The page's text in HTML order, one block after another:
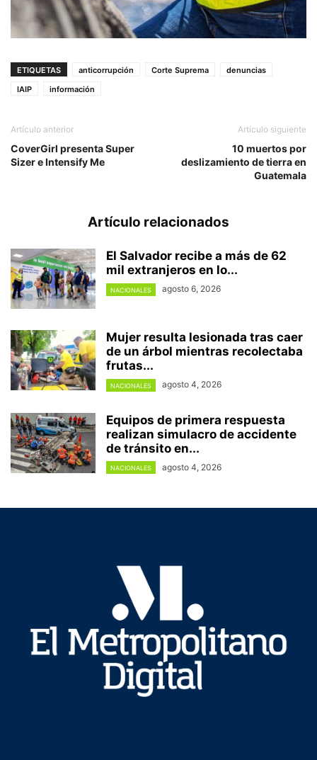
ETIQUETAS anticorrupción Corte Suprema
denuncias
IAIP
información
Artículo anterior
CoverGirl presenta Super
Sizer e Intensify Me
Artículo siguiente
10 muertos por
deslizamiento de tierra en
Guatemala
Artículo relacionados
El Salvador recibe a más de 62
mil extranjeros en lo...
NACIONALES agosto 6, 2026
Mujer resulta lesionada tras caer
de un árbol mientras recolectaba
frutas...
NACIONALES agosto 4, 2026
Equipos de primera respuesta
realizan simulacro de accidente
de tránsito en...
NACIONALES agosto 4, 2026